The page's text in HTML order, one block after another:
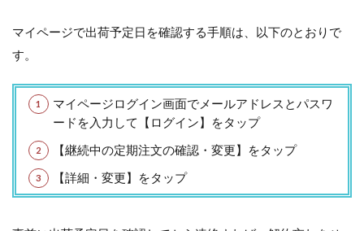
マイページで出荷予定日を確認する手順は、以下のとおりで
す。
マイページログイン画面でメールアドレスとパスワ
ードを入力して【ログイン】をタップ
【継続中の定期注文の確認・変更】をタップ
【詳細・変更】をタップ